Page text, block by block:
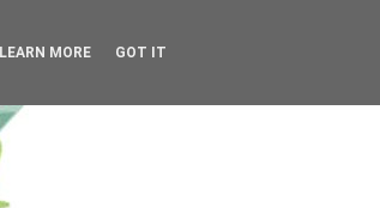
LEARN MORE GOT IT